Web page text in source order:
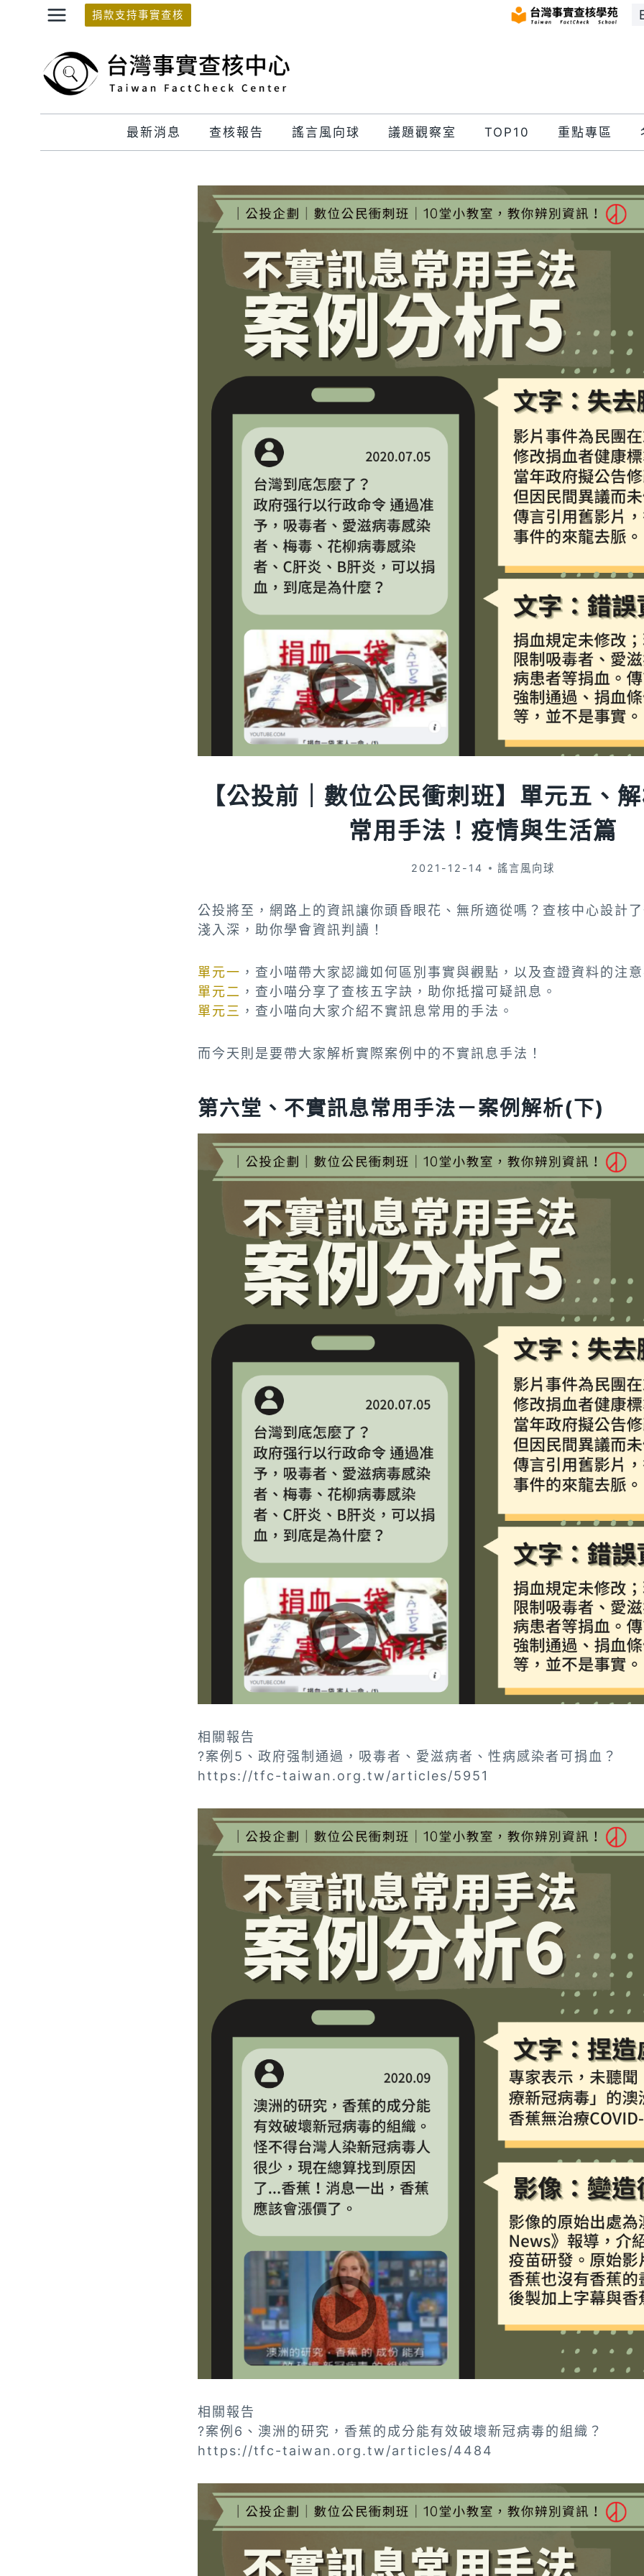
捐款支持事實查核
最新消息 查核報告 謠言風向球 議題觀察室 TOP10 重點專區
【公投前｜數位公民衝刺班】單元五、
常用手法！疫情與生活篇
2021-12-14 謠言風向球
公投將至，網路上的資訊讓你頭昏眼花、無所適從嗎？查核中心設計
淺入深，助你學會資訊判讀！
單元一 ，查小喵帶大家認識如何區別事實與觀點，以及查證資料的注
單元二 ，查小喵分享了查核五字訣，助你抵擋可疑訊息。
單元三 ，查小喵向大家介紹不實訊息常用的手法。
而今天則是要帶大家解析實際案例中的不實訊息手法！
第六堂、不實訊息常用手法－案例解析(下)
相關報告
?案例5、政府强制通過，吸毒者、愛滋病者、性病感染者可捐血？
https://tfc-taiwan.org.tw/articles/5951
相關報告
?案例6、澳洲的研究，香蕉的成分能有效破壞新冠病毒的組織？
https://tfc-taiwan.org.tw/articles/4484